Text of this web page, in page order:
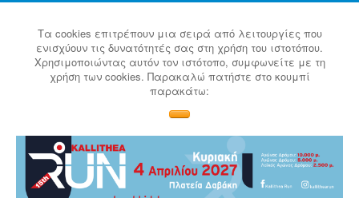
Τα cookies επιτρέπουν μια σειρά από λειτουργίες που
ενισχύουν τις δυνατότητές σας στη χρήση του ιστοτόπου.
Χρησιμοποιώντας αυτόν τον ιστότοπο, συμφωνείτε με τη
χρήση των cookies. Παρακαλώ πατήστε στο κουμπί
παρακάτω: